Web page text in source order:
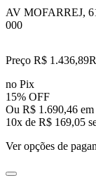
AV MOFARREJ,
000
Preço R$ 1.436,89
no Pix
15% OFF
Ou R$ 1.690,46
10x de R$ 169,05
Ver opções de